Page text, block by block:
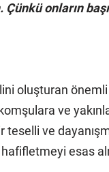
Çünkü onların
oluşturan
ve
teselli ve
esas